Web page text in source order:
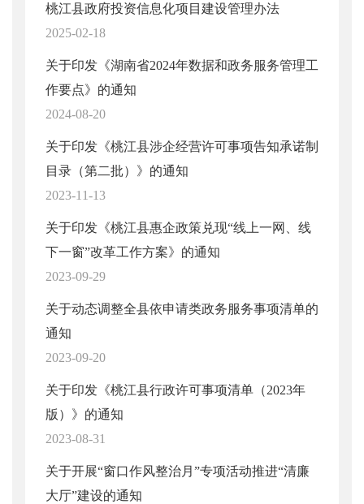
桃江县政府投资信息化项目建设管理办法
2025-02-18
关于印发《湖南省2024年数据和政务服务管理工
作要点》的通知
2024-08-20
关于印发《桃江县涉企经营许可事项告知承诺制
目录（第二批）》的通知
2023-11-13
关于印发《桃江县惠企政策兑现“线上一网、线
下一窗”改革工作方案》的通知
2023-09-29
关于动态调整全县依申请类政务服务事项清单的
通知
2023-09-20
关于印发《桃江县行政许可事项清单（2023年
版）》的通知
2023-08-31
关于开展“窗口作风整治月”专项活动推进“清廉
大厅”建设的通知